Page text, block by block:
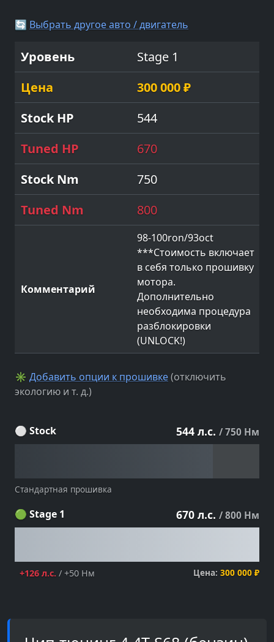
🔄 Выбрать другое авто / двигатель
Stage 1
300 000 ₽
544
670
750
800
98-100ron/93oct
***Стоимость включает
в себя только прошивку
мотора.
Дополнительно
необходима процедура
разблокировки
(UNLOCK!)
✳ Добавить опции к прошивке(отключить
экологию и т. д.)
⚪ Stock 544 л.с. / 750 Нм
Стандартная прошивка
🟢 Stage 1 670 л.с. / 800 Нм
+126 л.с. / +50 Нм Цена: 300 000 ₽